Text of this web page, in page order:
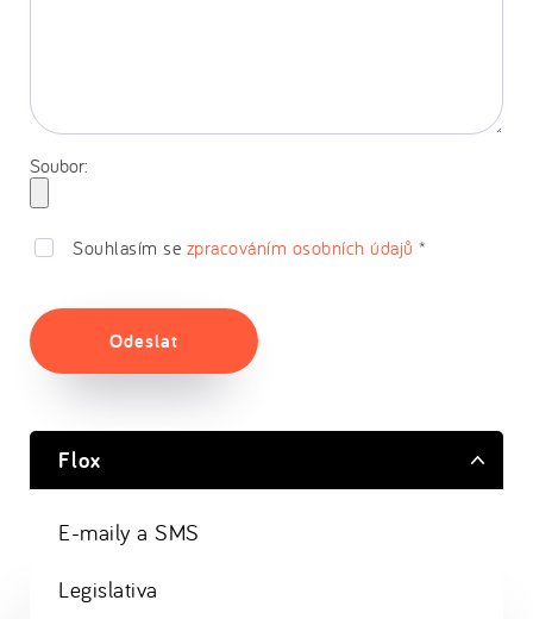
Soubor:
Souhlasím se zpracováním osobních údajů *
Odeslat
Flox
E-maily a SMS
Legislativa